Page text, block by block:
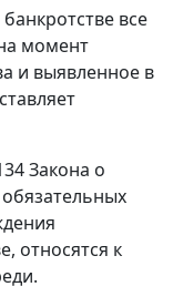
все
момент
и выявленное в
Закона о
относятся к